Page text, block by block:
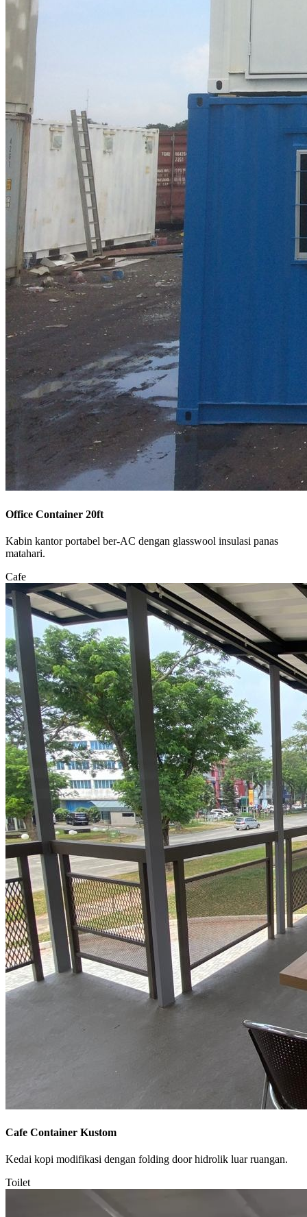
Office Container 20ft
Kabin kantor portabel ber-AC dengan glasswool insulasi panas
matahari.
Cafe
Cafe Container Kustom
Kedai kopi modifikasi dengan folding door hidrolik luar ruangan.
Toilet